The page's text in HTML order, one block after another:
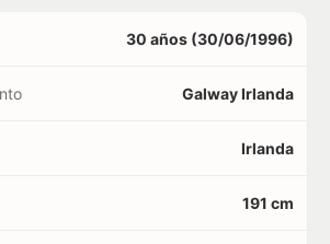
30 años (30/06/1996)
Galway Irlanda
Irlanda
191 cm